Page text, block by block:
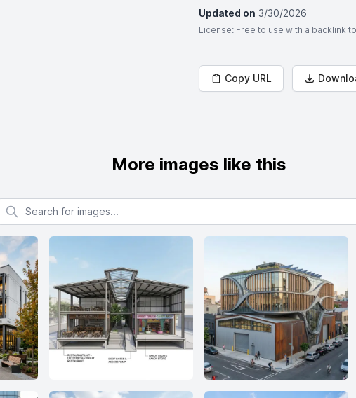
Updated on 3/30/2026
License: Free to use with a backlink
Copy URL
More images like this
Search for images